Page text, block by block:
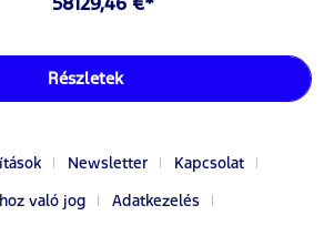
Részletek
Newsletter
Kapcsolat
való jog
Adatkezelés